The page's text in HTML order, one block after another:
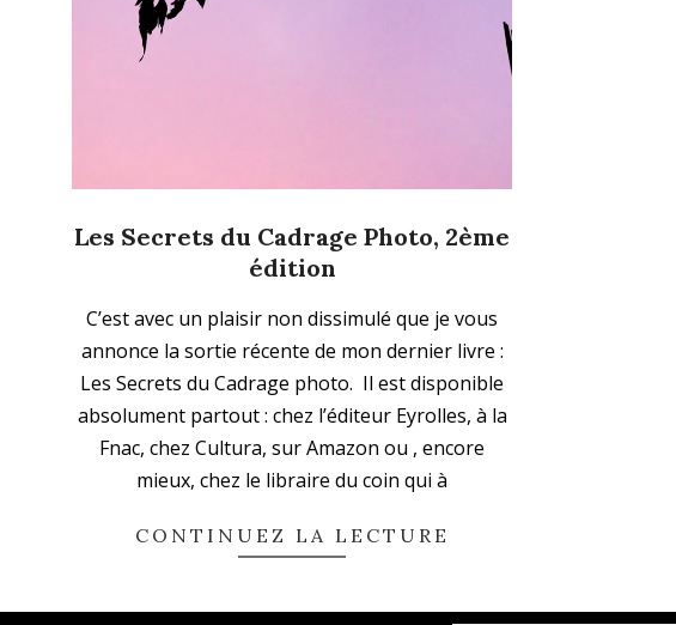
Les Secrets du Cadrage Photo, 2ème
édition
09-
04
C’est avec un plaisir non dissimulé que je vous
annonce la sortie récente de mon dernier livre :
Les Secrets du Cadrage photo. Il est disponible
absolument partout : chez l’éditeur Eyrolles, à la
Fnac, chez Cultura, sur Amazon ou , encore
mieux, chez le libraire du coin qui à
CONTINUEZ LA LECTURE